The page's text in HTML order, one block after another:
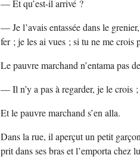
— Et qu’est-il arrivé ?
— Je l’avais entassée dans le
fer ; je les ai vues ; si tu ne me crois
Le pauvre marchand n’entama pas
— Il n’y a pas à regarder, je le crois
Et le pauvre marchand s’en alla.
Dans la rue, il aperçut un petit
prit dans ses bras et l’emporta chez